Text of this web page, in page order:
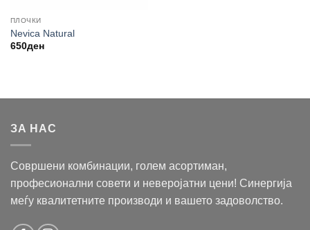
ПЛОЧКИ
Nevica Natural
650ден
ЗА НАС
Совршени комбинации, голем асортиман,
професионални совети и неверојатни цени! Синергија
меѓу квалитетните производи и вашето задоволство.